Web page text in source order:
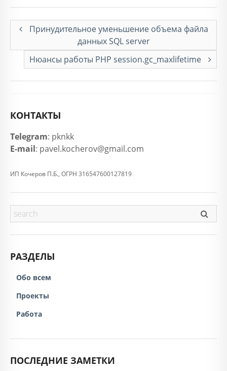
Принудительное уменьшение объема файла
данных SQL server
Нюансы работы PHP session.gc_maxlifetime
КОНТАКТЫ
Telegram: pknkk
E-mail: pavel.kocherov@gmail.com
ИП Кочеров П.Б., ОГРН 316547600127819
РАЗДЕЛЫ
Обо всем
Проекты
Работа
ПОСЛЕДНИЕ ЗАМЕТКИ